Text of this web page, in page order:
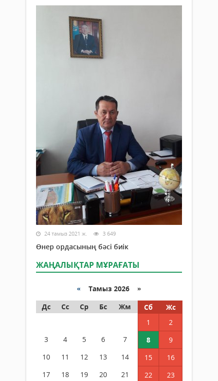
24 тамыз 2021 ж. 3 649
Өнер ордасының бәсі биік
ЖАҢАЛЫҚТАР МҰРАҒАТЫ
« Тамыз 2026 »
Дс
Сс Ср Бс Жм Сб
Жс
1
2
3
4 5 6 7 8
9
10
11 12 13 14 15
16
17
18 19 20 21 22 23